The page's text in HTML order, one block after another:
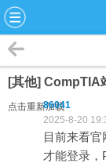
[其他] CompTIA
点击重新加载
86041
2025-8-20
目前来看
才能登录，